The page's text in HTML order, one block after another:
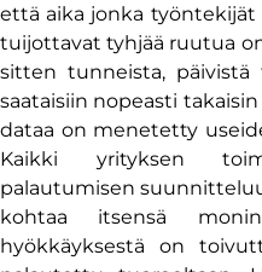
että aika jonka
tuijottavat tyhjää ruutua
sitten tunneista, päivistä
saataisiin nopeasti
dataa on menetetty
Kaikki yrityksen
palautumisen
kohtaa itsensä
hyökkäyksestä on